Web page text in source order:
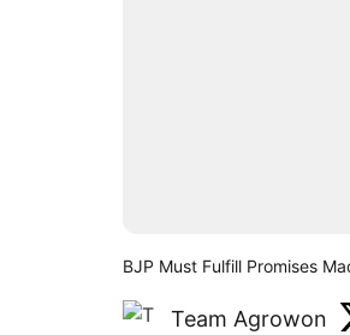
BJP Must Fulfill Promises
Team Agrowon